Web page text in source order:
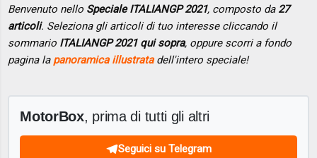
Benvenuto nello Speciale ITALIANGP 2021, composto da 27
articoli. Seleziona gli articoli di tuo interesse cliccando il
sommario ITALIANGP 2021 qui sopra, oppure scorri a fondo
pagina la panoramica illustratadell'intero speciale!
MotorBox, prima di tutti gli altri
Seguici su Telegram